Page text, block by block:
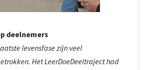
deelnemers
levensfase zijn veel
Het LeerDoeDeeltraject had